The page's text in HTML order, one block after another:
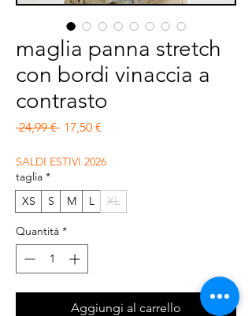
maglia panna stretch
con bordi vinaccia a
contrasto
24,99 € Prezzo regolare
17,50 €
SALDI ESTIVI 2026
taglia *
XS
S M L XL
Quantità *
Aggiungi al carrello